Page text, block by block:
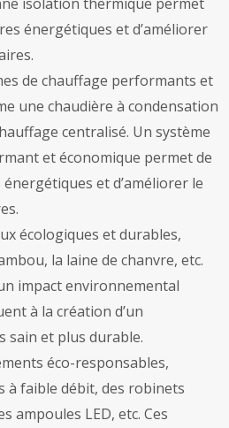
énergétiques et d’améliorer
de chauffage performants et
une chaudière à condensation
centralisé. Un système
et économique permet de
et d’améliorer le
écologiques et durables,
la laine de chanvre, etc.
impact environnemental
à la création d’un
sain et plus durable.
éco-responsables,
à faible débit, des robinets
ampoules LED, etc. Ces